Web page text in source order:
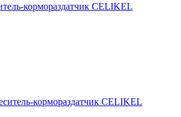
кормораздатчик CELIKEL